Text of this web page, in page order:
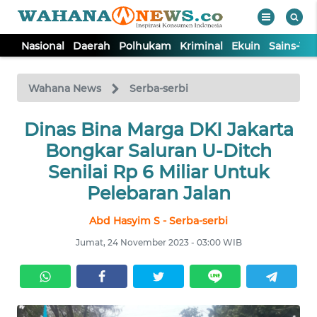
Nasional Daerah Polhukam Kriminal Ekuin Sains-
Wahana News Serba-serbi
Dinas Bina Marga DKI Jakarta
Bongkar Saluran U-Ditch
Senilai Rp 6 Miliar Untuk
Pelebaran Jalan
Abd Hasyim S - Serba-serbi
Jumat, 24 November 2023 - 03:00 WIB
TV
Tutup
NASIONAL
DAERAH
EKUIN